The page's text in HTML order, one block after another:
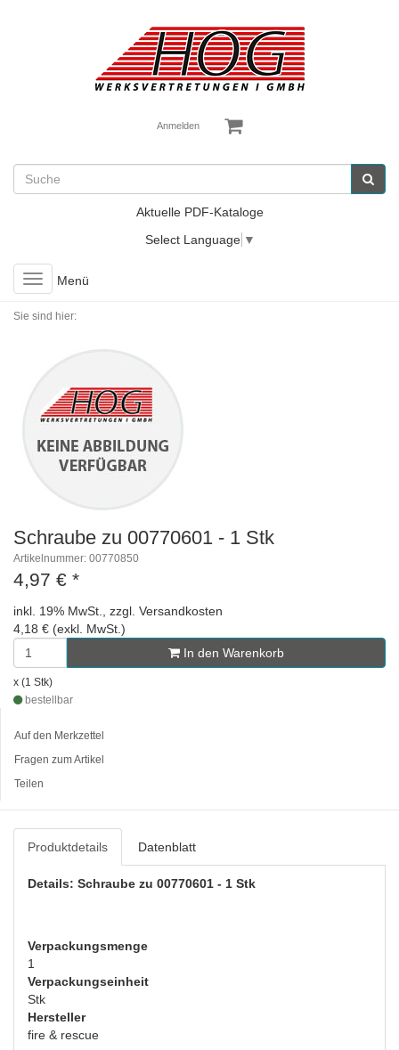
Anmelden
Aktuelle PDF-Kataloge
Select Language ▼
Toggle
navigation
Menü
Sie sind hier:
Schraube zu 00770601 - 1 Stk
Artikelnummer: 00770850
4,97 € *
inkl. 19% MwSt., zzgl. Versandkosten
4,18 € (exkl. MwSt.)
In den Warenkorb
x (1 Stk)
bestellbar
Auf den Merkzettel
Fragen zum Artikel
Teilen
Produktdetails Datenblatt
Details: Schraube zu 00770601 - 1 Stk
Verpackungsmenge
1
Verpackungseinheit
Stk
Hersteller
fire & rescue